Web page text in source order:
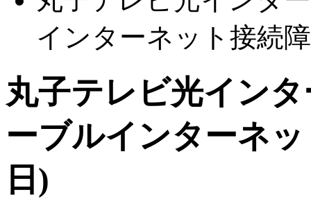
インターネット接続
丸子テレビ光イン
ーブルインターネ
日)